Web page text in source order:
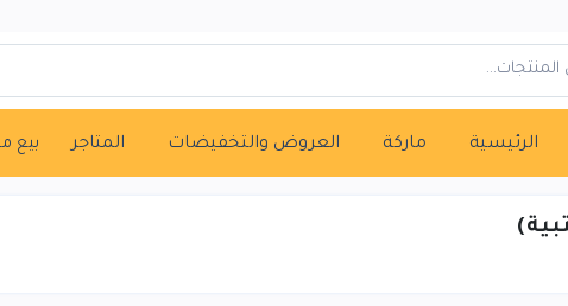
الرئيسية ماركة العروض والتخفيضات المتاجر بيع